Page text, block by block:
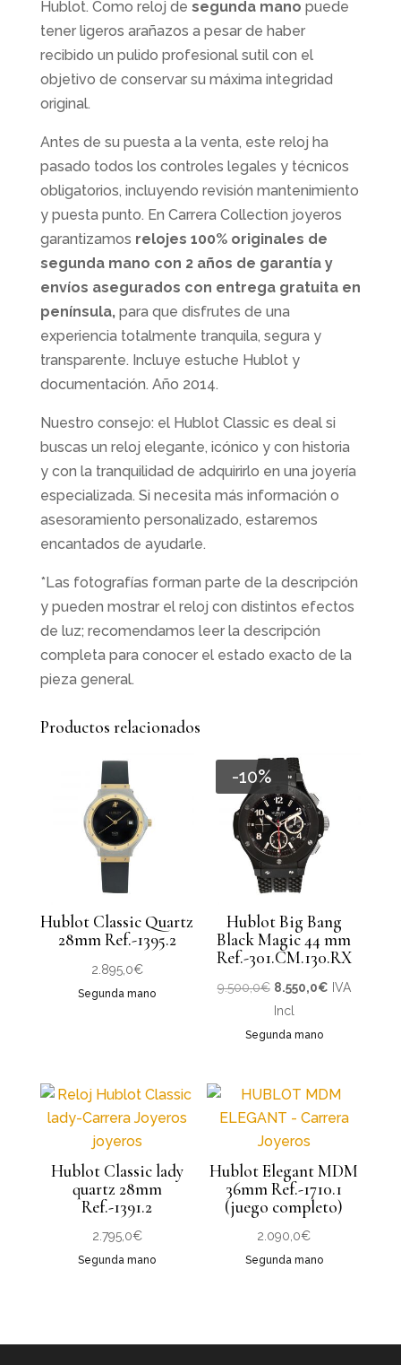
Hublot. Como reloj de segunda mano puede
tener ligeros arañazos a pesar de haber
recibido un pulido profesional sutil con el
objetivo de conservar su máxima integridad
original.
Antes de su puesta a la venta, este reloj ha
pasado todos los controles legales y técnicos
obligatorios, incluyendo revisión mantenimiento
y puesta punto. En Carrera Collection joyeros
garantizamos relojes 100% originales de
segunda mano con 2 años de garantía y
envíos asegurados con entrega gratuita en
península,para que disfrutes de una
experiencia totalmente tranquila, segura y
transparente. Incluye estuche Hublot y
documentación. Año 2014.
Nuestro consejo: el Hublot Classic es deal si
buscas un reloj elegante, icónico y con historia
y con la tranquilidad de adquirirlo en una joyería
especializada. Si necesita más información o
asesoramiento personalizado, estaremos
encantados de ayudarle.
*Las fotografías forman parte de la descripción
y pueden mostrar el reloj con distintos efectos
de luz; recomendamos leer la descripción
completa para conocer el estado exacto de la
pieza general.
Productos relacionados
Hublot Classic Quartz
28mm Ref.-1395.2
2.895,0€
Segunda mano
-10%
Hublot Big Bang
Black Magic 44 mm
Ref.-301.CM.130.RX
9.500,0€ El
precio
original
8.550,0€ElIVA
Incl
Segunda mano
Hublot Classic lady
quartz 28mm
Ref.-1391.2
2.795,0€
Segunda mano
Hublot Elegant MDM
36mm Ref.-1710.1
(juego completo)
2.090,0€
Segunda mano